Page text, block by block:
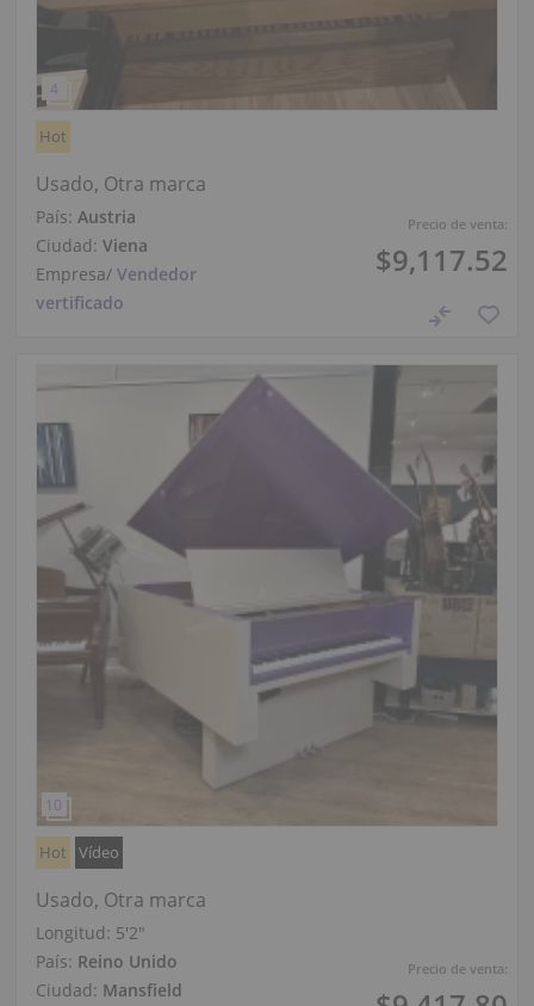
Precio de venta:
$9,117.52
Hot
Usado, Otra marca
País: Austria
Ciudad: Viena
Empresa/ Vendedor
vertificado
Precio de venta:
Hot Vídeo
Usado, Otra marca
Longitud: 5′2″
País: Reino Unido
Ciudad: Mansfield